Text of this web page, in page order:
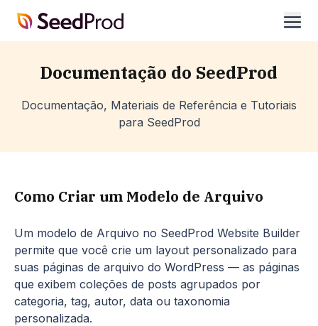
SeedProd
Documentação do SeedProd
Documentação, Materiais de Referência e Tutoriais
para SeedProd
Como Criar um Modelo de Arquivo
Um modelo de Arquivo no SeedProd Website Builder
permite que você crie um layout personalizado para
suas páginas de arquivo do WordPress — as páginas
que exibem coleções de posts agrupados por
categoria, tag, autor, data ou taxonomia
personalizada.